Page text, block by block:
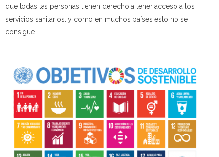
que todas las personas tienen derecho a tener acceso a los
servicios sanitarios, y como en muchos países esto no se
consigue.